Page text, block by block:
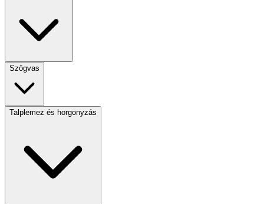
Szögvas
Talplemez és horgonyzás